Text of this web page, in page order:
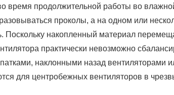
время продолжительной работы во
проколы, а на одном или
Поскольку накопленный материал
практически невозможно
наклонными назад вентиляторами
для центробежных вентиляторов в